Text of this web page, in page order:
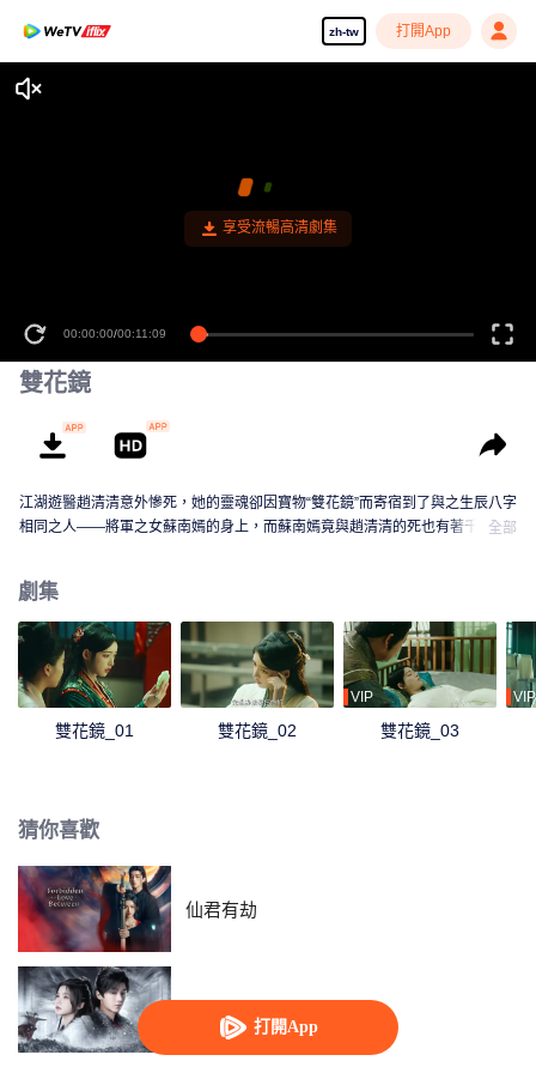
zh-tw 打開App
打開App
享受流暢高清劇集
00:00:00/00:11:09
雙花鏡
江湖遊醫趙清清意外慘死，她的靈魂卻因寶物“雙花鏡”而寄宿到了與之生辰八字
相同之人——將軍之女蘇南嫣的身上，而蘇南嫣竟與趙清清的死也有著千絲萬
全部
劇集
雙花鏡_01 雙花鏡_02
VIP
雙花鏡_03
VIP
猜你喜歡
仙君有劫